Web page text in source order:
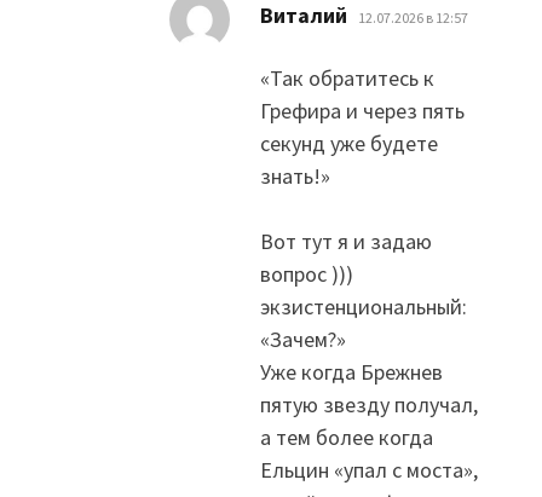
Виталий 12.07.2026 в 12:57
«Так обратитесь к
Грефира и через пять
секунд уже будете
знать!»
Вот тут я и задаю
вопрос )))
экзистенциональный:
«Зачем?»
Уже когда Брежнев
пятую звезду получал,
а тем более когда
Ельцин «упал с моста»,